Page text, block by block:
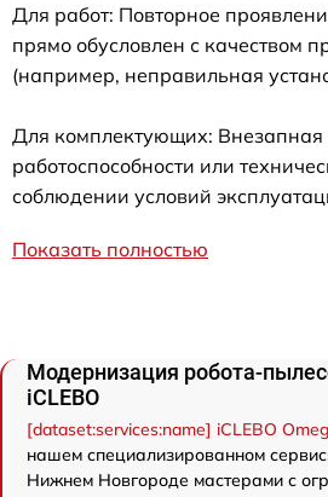
Для работ: Повторное
прямо обусловлен с качеством
(например, неправильная
Для комплектующих: Внезапная
работоспособности или
соблюдении условий
Показать полностью
Модернизация робота-
iCLEBO
[dataset:services:name] iCLEBO
нашем специализированном
Нижнем Новгороде мастерами с